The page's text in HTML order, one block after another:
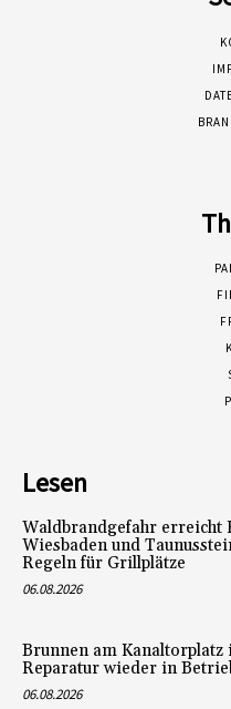
Lesen
Waldbrandgefahr erreicht
Wiesbaden und
Regeln für Grillplätze
06.08.2026
Brunnen am Kanaltorplatz
Reparatur wieder in
06.08.2026